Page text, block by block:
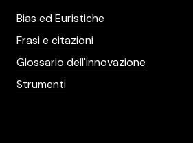
Bias ed Euristiche
Frasi e citazioni
Glossario dell'innovazione
Strumenti